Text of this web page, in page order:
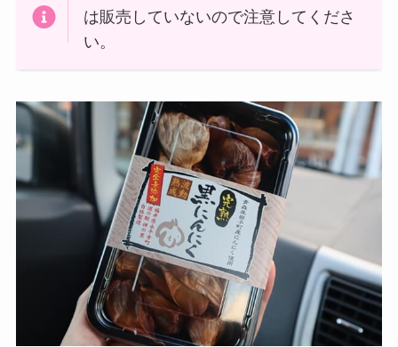
は販売していないので注意してくださ
い。